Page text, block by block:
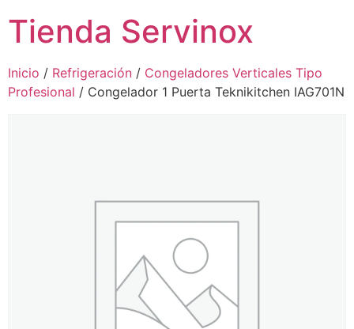
Tienda Servinox
Inicio / Refrigeración / Congeladores Verticales Tipo
Profesional / Congelador 1 Puerta Teknikitchen IAG701N